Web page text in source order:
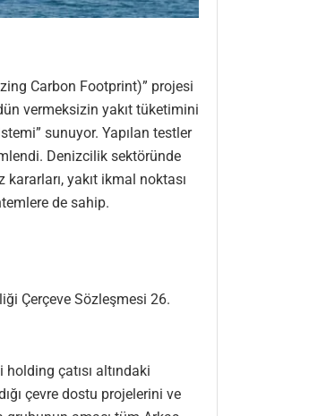
Carbon Footprint)” projesi
vermeksizin yakıt tüketimini
sunuyor. Yapılan testler
Denizcilik sektöründe
yakıt ikmal noktası
de sahip.
Çerçeve Sözleşmesi 26.
çatısı altındaki
çevre dostu projelerini ve